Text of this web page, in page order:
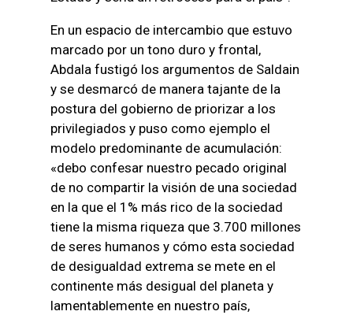
En un espacio de intercambio que estuvo
marcado por un tono duro y frontal,
Abdala fustigó los argumentos de Saldain
y se desmarcó de manera tajante de la
postura del gobierno de priorizar a los
privilegiados y puso como ejemplo el
modelo predominante de acumulación:
«debo confesar nuestro pecado original
de no compartir la visión de una sociedad
en la que el 1% más rico de la sociedad
tiene la misma riqueza que 3.700 millones
de seres humanos y cómo esta sociedad
de desigualdad extrema se mete en el
continente más desigual del planeta y
lamentablemente en nuestro país,